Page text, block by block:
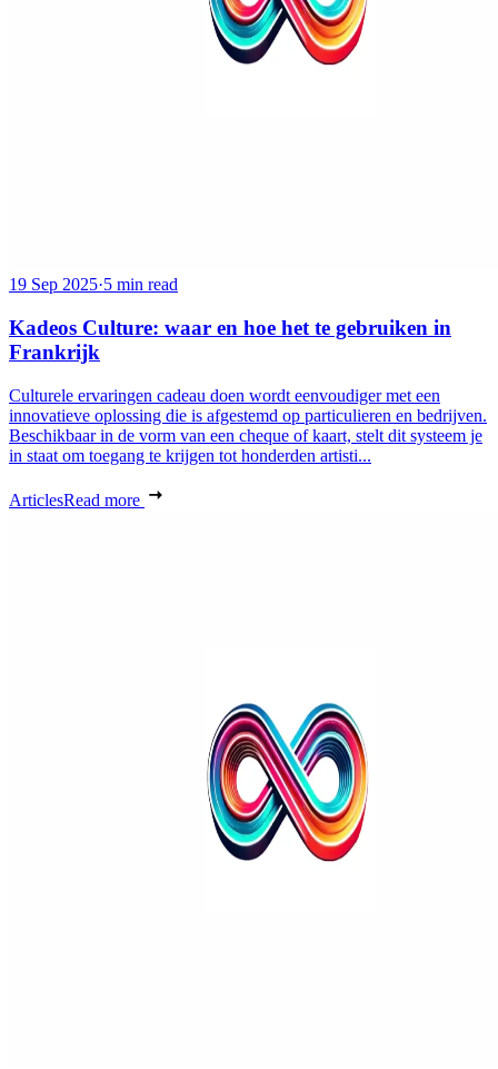
19 Sep 2025·5 min read
Kadeos Culture: waar en hoe het te gebruiken in
Frankrijk
Culturele ervaringen cadeau doen wordt eenvoudiger met een
innovatieve oplossing die is afgestemd op particulieren en bedrijven.
Beschikbaar in de vorm van een cheque of kaart, stelt dit systeem je
in staat om toegang te krijgen tot honderden artisti...
ArticlesRead more